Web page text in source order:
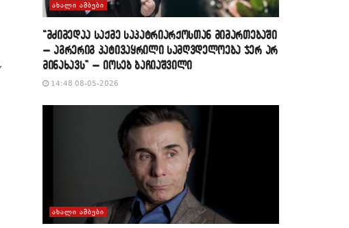
ᲐᲮᲐᲚᲘ ᲐᲛᲑᲔᲑᲘ
“მძიმედაა საქმე საპატრიარქოსთან მიმართებაში
– აგრერიგ პატივაყრილი სამღვდელოება ჯერ არ
მინახავს” – იოსებ ბაჩიაშვილი
14:48 08-05-2026
ᲐᲮᲐᲚᲘ ᲐᲛᲑᲔᲑᲘ